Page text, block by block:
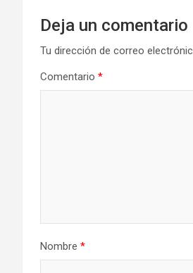
Deja un comentario
Tu dirección de correo
Comentario *
Nombre *